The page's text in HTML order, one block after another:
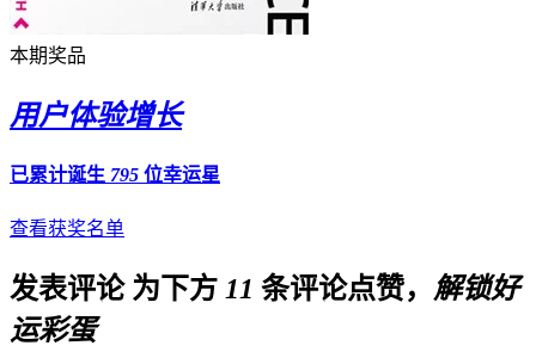
本期奖品
用户体验增长
已累计诞生 795 位幸运星
查看获奖名单
发表评论 为下方 11 条评论点赞， 解锁好
运彩蛋